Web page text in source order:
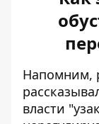
Напомним,
власти